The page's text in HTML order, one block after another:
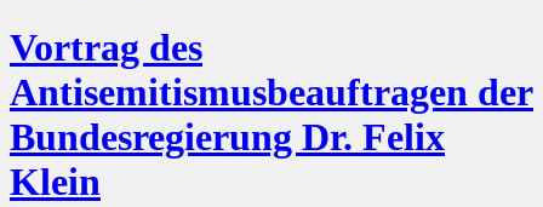
Vortrag des
Antisemitismusbeauftragen der
Bundesregierung Dr. Felix
Klein